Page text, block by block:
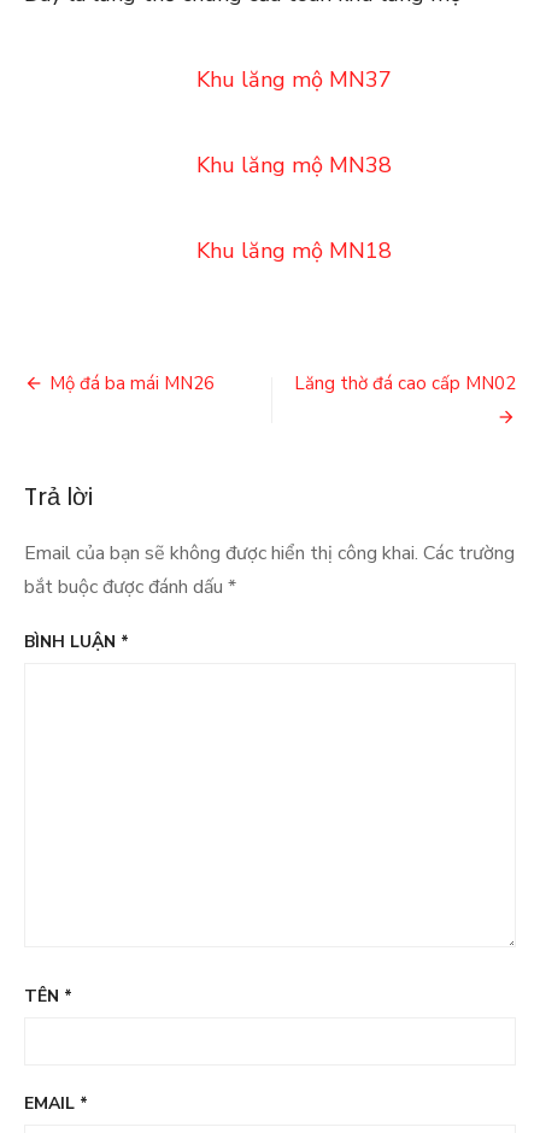
Khu lăng mộ MN37
Khu lăng mộ MN38
Khu lăng mộ MN18
Điều
viết
Mộ đá ba mái MN26 Lăng thờ đá cao cấp MN02
Trả lời
Email của bạn sẽ không được hiển thị công khai. Các trường
bắt buộc được đánh dấu *
BÌNH LUẬN *
TÊN *
EMAIL *